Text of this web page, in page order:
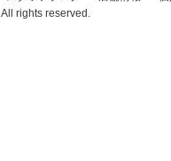
All rights reserved.